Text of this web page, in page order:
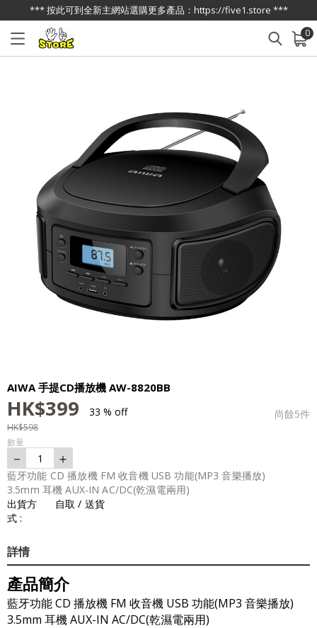
*** 按此可到全新主網站選購更多產品：https://five1.store ***
0
已加入購物車 查看
AIWA 手提CD播放機 AW-8820BB
HK$399 33 % off 尚餘5件
HK$598
數量
－ 1 ＋
藍牙功能 CD 播放機 FM 收音機 USB 功能(MP3 音樂播放)
3.5mm 耳機 AUX-IN AC/DC(乾濕電兩用)
出貨方
式 :
自取 / 送貨
詳情
產品簡介
藍牙功能 CD 播放機 FM 收音機 USB 功能(MP3 音樂播放)
3.5mm 耳機 AUX-IN AC/DC(乾濕電兩用)